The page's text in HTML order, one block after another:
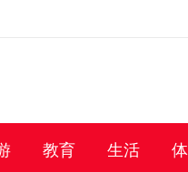
教育 生活